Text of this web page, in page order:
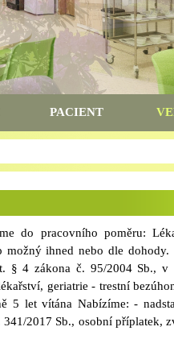
PACIENT
do pracovního poměru:
možný ihned nebo dle
§ 4 zákona č. 95/2004 Sb., v
geriatrie - trestní
5 let vítána Nabízíme: -
2017 Sb., osobní příplatek,
pracovního úvazku- možnost